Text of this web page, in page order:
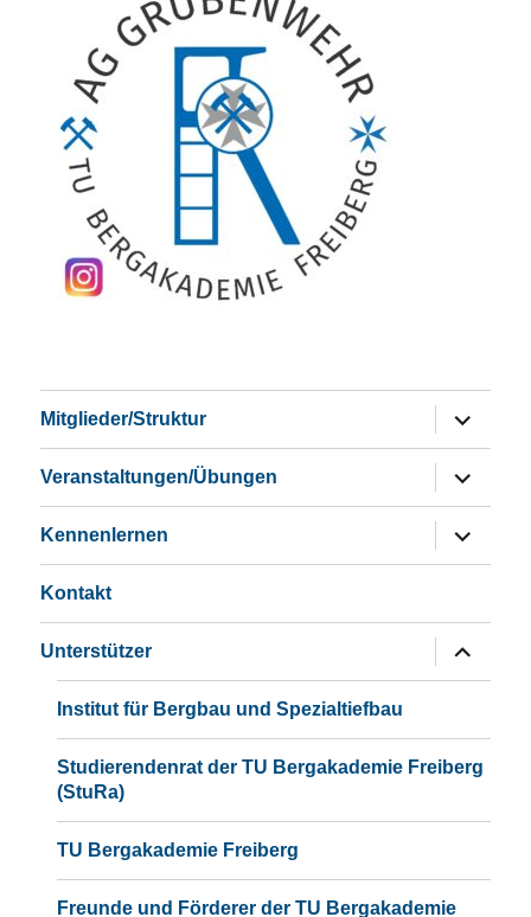
Mitglieder/Struktur
öffnen
Veranstaltungen/Übungen
öffnen
Kennenlernen
öffnen
Kontakt
Unterstützer
öffnen
Institut für Bergbau und Spezialtiefbau
Studierendenrat der TU Bergakademie Freiberg
(StuRa)
TU Bergakademie Freiberg
Freunde und Förderer der TU Bergakademie